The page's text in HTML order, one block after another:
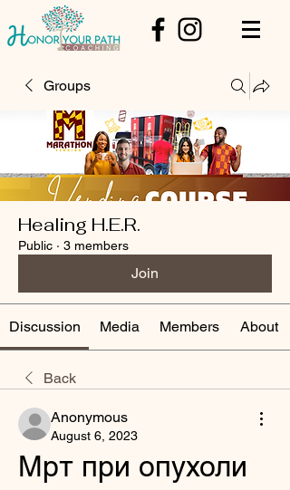
Groups
Healing H.E.R.
Public · 3 members
Join
Discussion Media Members About
Back
Anonymous
August 6, 2023
Мрт при опухоли